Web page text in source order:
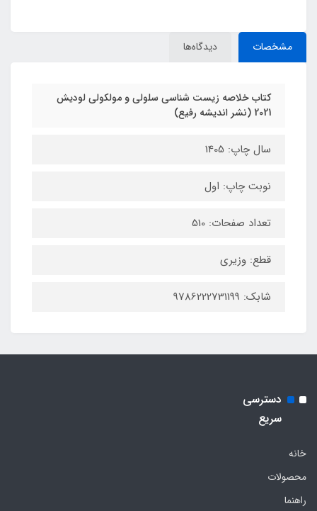
مشخصات دیدگاه‌ها
کتاب خلاصه زیست شناسی سلولی و مولکولی لودیش
2021 (نشر اندیشه رفیع)
سال چاپ: 1405
نوبت چاپ: اول
تعداد صفحات: 510
قطع: وزیری
شابک: 9786222731199
دسترسی
سریع
خانه
محصولات
راهنما